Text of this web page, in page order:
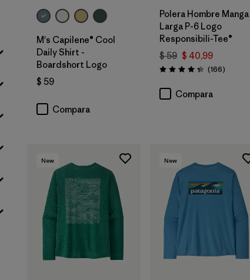
Filtrar por
M's Capilene® Cool
Daily Shirt -
Boardshort Logo
$ 59
Compara
Polera Hombre Manga
Larga P-6 Logo
Responsibili-Tee®
$ 59 $ 40,99
Valoración: 4.4 / 5
(166)
Compara
New New